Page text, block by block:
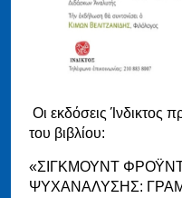
Οι εκδόσεις Ίνδικτος
του βιβλίου:
«ΣΙΓΚΜΟΥΝΤ
ΨΥΧΑΝΑΛΥΣΗΣ: